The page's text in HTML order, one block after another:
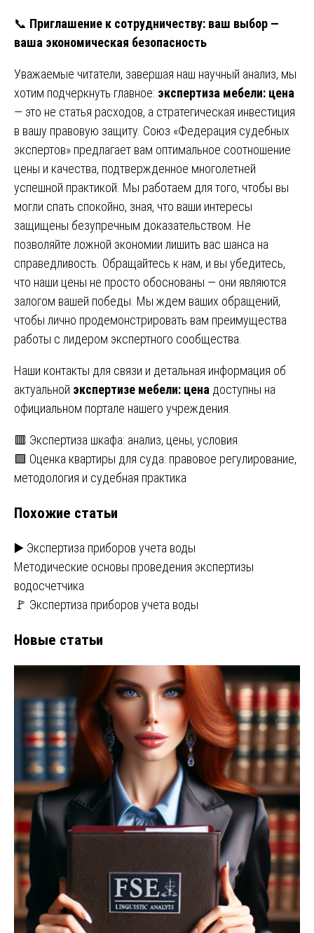
📞 Приглашение к сотрудничеству: ваш выбор —
ваша экономическая безопасность
Уважаемые читатели, завершая наш научный анализ, мы
хотим подчеркнуть главное: экспертиза мебели: цена
— это не статья расходов, а стратегическая инвестиция
в вашу правовую защиту. Союз «Федерация судебных
экспертов» предлагает вам оптимальное соотношение
цены и качества, подтвержденное многолетней
успешной практикой. Мы работаем для того, чтобы вы
могли спать спокойно, зная, что ваши интересы
защищены безупречным доказательством. Не
позволяйте ложной экономии лишить вас шанса на
справедливость. Обращайтесь к нам, и вы убедитесь,
что наши цены не просто обоснованы — они являются
залогом вашей победы. Мы ждем ваших обращений,
чтобы лично продемонстрировать вам преимущества
работы с лидером экспертного сообщества.
Наши контакты для связи и детальная информация об
актуальной экспертизе мебели: цена доступны на
официальном портале нашего учреждения.
Навигация
по
🟥 Экспертиза шкафа: анализ, цены, условия
🟩 Оценка квартиры для суда: правовое регулирование,
методология и судебная практика
Похожие статьи
▶️ Экспертиза приборов учета воды
Методические основы проведения экспертизы
водосчетчика
🚩 Экспертиза приборов учета воды
Новые статьи